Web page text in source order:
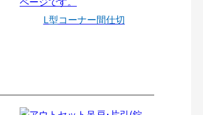
L型コーナー間仕切